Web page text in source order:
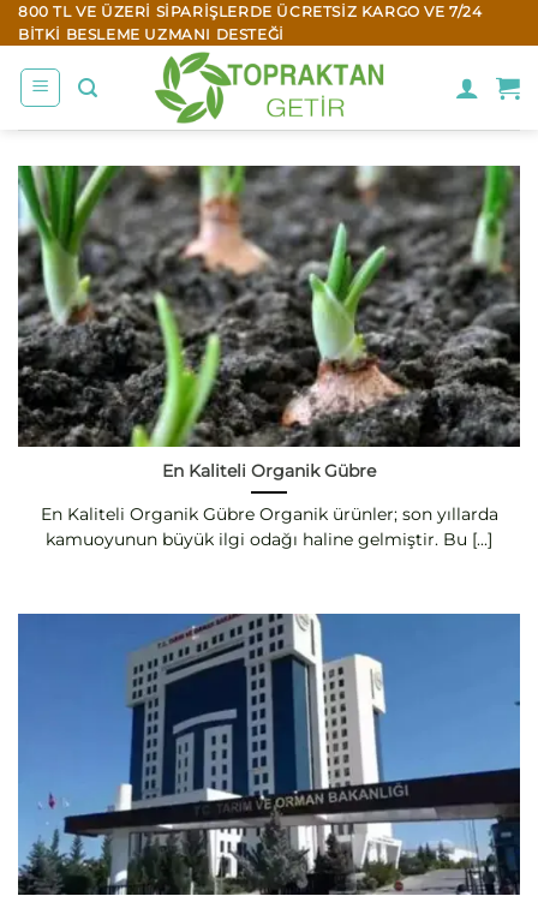
İçeriğe
atla
800 TL VE ÜZERI SIPARIŞLERDE ÜCRETSIZ KARGO VE 7/24
BITKI BESLEME UZMANI DESTEĞI
En Kaliteli Organik Gübre
En Kaliteli Organik Gübre Organik ürünler; son yıllarda
kamuoyunun büyük ilgi odağı haline gelmiştir. Bu [...]